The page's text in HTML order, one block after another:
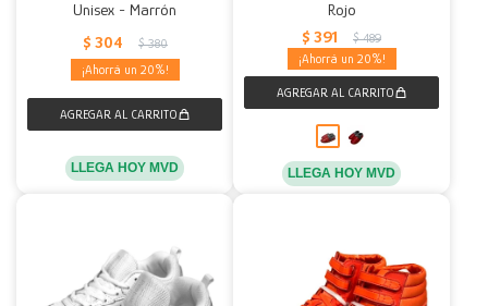
Unisex - Marrón
$ 304 $ 380
20
LLEGA HOY MVD
Rojo
$ 391 $ 489
20
LLEGA HOY MVD